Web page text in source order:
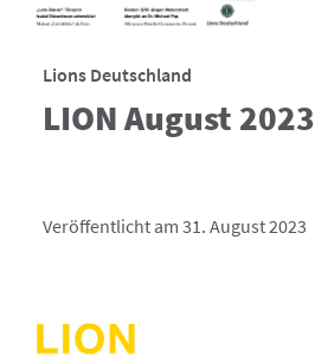
Lions Deutschland
LION August 2023
Veröffentlicht am 31. August 2023